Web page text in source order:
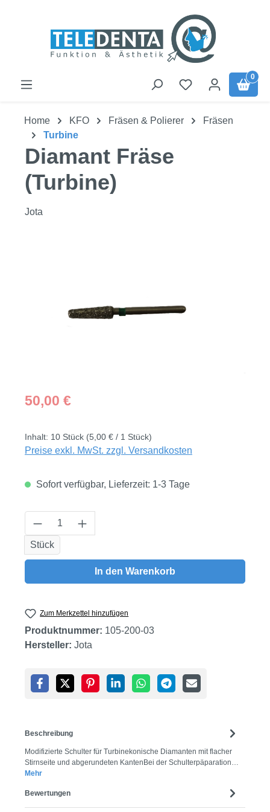
0
Home KFO Fräsen & Polierer
Fräsen
Turbine
Diamant Fräse
(Turbine)
Jota
Regulärer Preis:
50,00 €
Inhalt: 10 Stück (5,00 € / 1 Stück)
Preise exkl. MwSt. zzgl. Versandkosten
Sofort verfügbar, Lieferzeit: 1-3 Tage
Produkt Anzahl: Gib den gewünschten
Stück
In den Warenkorb
Zum Merkzettel hinzufügen
Produktnummer: 105-200-03
Hersteller: Jota
Beschreibung
Modifizierte Schulter für Turbinekonische Diamanten mit flacher
Stirnseite und abgerundeten KantenBei der Schulterpäparation…
Mehr
Bewertungen